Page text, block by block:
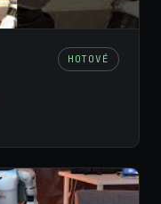
HOTOVÉ